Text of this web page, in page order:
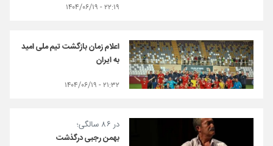
۲۲:۱۹ - ۱۴۰۴/۰۶/۱۹
اعلام زمان بازگشت تیم ملی امید
به ایران
۲۱:۳۲ - ۱۴۰۴/۰۶/۱۹
در ۸۶ سالگی؛
بهمن رجبی درگذشت